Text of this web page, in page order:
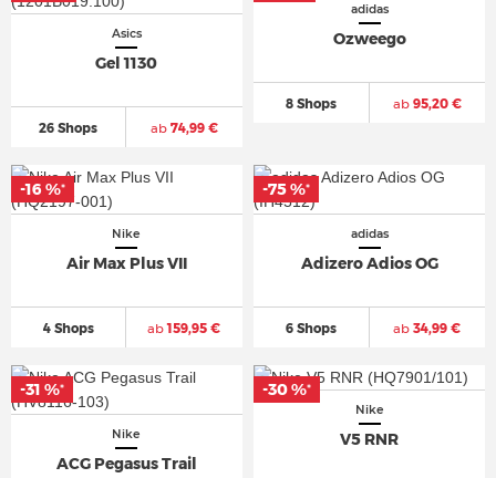
Asics
Gel 1130
26 Shops ab74,99 €
adidas
Ozweego
8 Shops ab95,20 €
Nike
Air Max Plus VII
4 Shops ab159,95 €
-16 %*
adidas
Adizero Adios OG
6 Shops ab 34,99 €
-75 %*
Nike
ACG Pegasus Trail
-31 %*
Nike
V5 RNR
-30 %*